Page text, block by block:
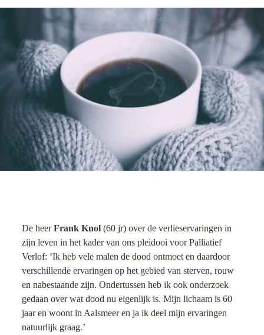
De heerFrank Knol (60 jr) over de verlieservaringen in
zijn leven in het kader van ons pleidooi voor Palliatief
Verlof: ‘Ik heb vele malen de dood ontmoet en daardoor
verschillende ervaringen op het gebied van sterven, rouw
en nabestaande zijn. Ondertussen heb ik ook onderzoek
gedaan over wat dood nu eigenlijk is. Mijn lichaam is 60
jaar en woont in Aalsmeer en ja ik deel mijn ervaringen
natuurlijk graag.’